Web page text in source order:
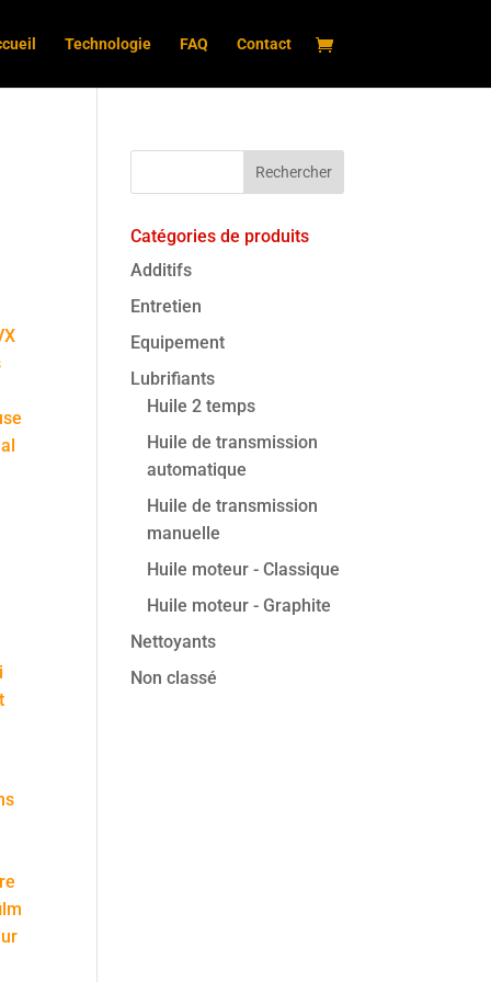
Technologie FAQ Contact
Catégories de produits
Additifs
Entretien
Equipement
Lubrifiants
Huile 2 temps
Huile de transmission
automatique
Huile de transmission
manuelle
Huile moteur - Classique
Huile moteur - Graphite
Nettoyants
Non classé